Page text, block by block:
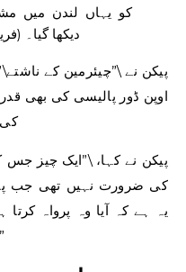
دیکھا گیا۔
پیکن نے \”چیئرمین کے
اوپن ڈور پالیسی کی بھی
کی
پیکن نے کہا، \”ایک چیز
کی ضرورت نہیں تھی جب
یہ ہے کہ آیا وہ پرواہ
آدمی